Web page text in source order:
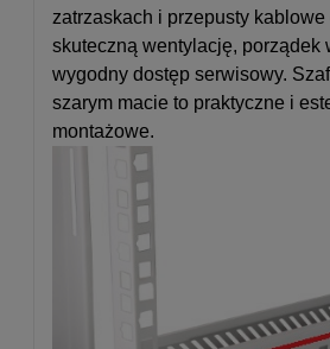
zatrzaskach i przepusty
skuteczną wentylację, porządek
wygodny dostęp serwisowy.
szarym macie to praktyczne i
montażowe.